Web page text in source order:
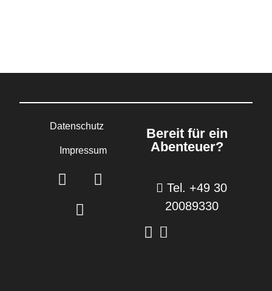
Datenschutz
Impressum
Bereit für ein
Abenteuer?
Tel. +49 30
20089330